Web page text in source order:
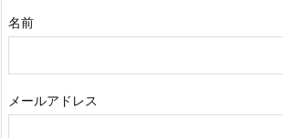
名前
メールアドレス